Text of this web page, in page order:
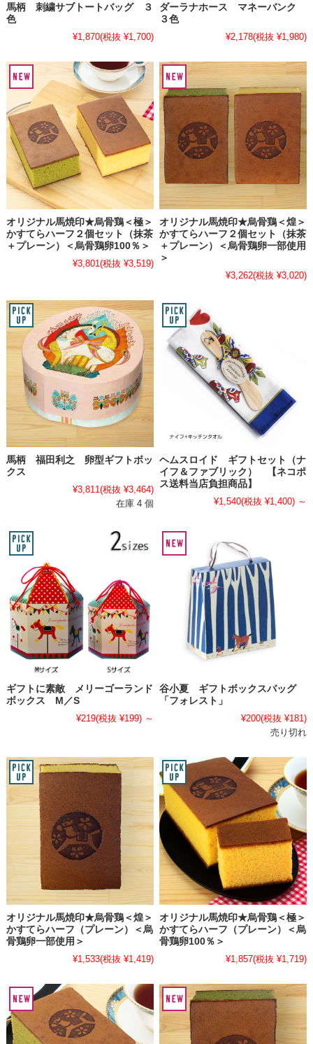
馬柄 刺繍サブトートバッグ ３
色
¥1,870(税抜 ¥1,700)
ダーラナホース マネーバンク
３色
¥2,178(税抜 ¥1,980)
オリジナル馬焼印★烏骨鶏＜極＞
かすてらハーフ２個セット（抹茶
＋プレーン）＜烏骨鶏卵100％＞
¥3,801(税抜 ¥3,519)
オリジナル馬焼印★烏骨鶏＜煌＞
かすてらハーフ２個セット（抹茶
＋プレーン）＜烏骨鶏卵一部使用
＞
¥3,262(税抜 ¥3,020)
馬柄 福田利之 卵型ギフトボッ
クス
¥3,811(税抜 ¥3,464)
在庫 4 個
ヘムスロイド ギフトセット（ナ
イフ＆ファブリック） 【ネコポ
ス送料当店負担商品】
¥1,540(税抜 ¥1,400) ～
ギフトに素敵 メリーゴーランド
ボックス M／S
¥219(税抜 ¥199) ～
谷小夏 ギフトボックスバッグ
「フォレスト」
¥200(税抜 ¥181)
売り切れ
オリジナル馬焼印★烏骨鶏＜煌＞
かすてらハーフ（プレーン）＜烏
骨鶏卵一部使用＞
¥1,533(税抜 ¥1,419)
オリジナル馬焼印★烏骨鶏＜極＞
かすてらハーフ（プレーン）＜烏
骨鶏卵100％＞
¥1,857(税抜 ¥1,719)